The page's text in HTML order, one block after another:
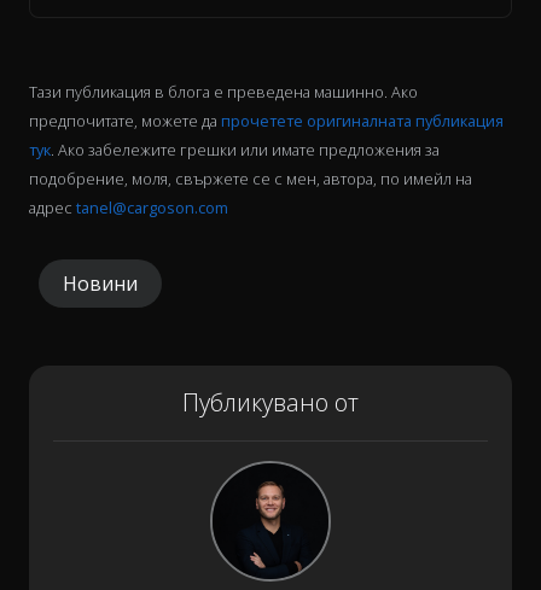
Тази публикация в блога е преведена машинно. Ако
предпочитате, можете да прочетете оригиналната публикация
тук. Ако забележите грешки или имате предложения за
подобрение, моля, свържете се с мен, автора, по имейл на
адрес tanel@cargoson.com
Новини
Публикувано от